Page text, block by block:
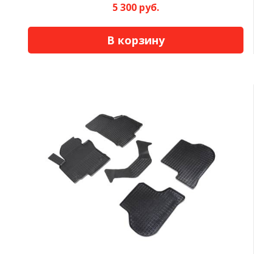
5 300 руб.
В корзину